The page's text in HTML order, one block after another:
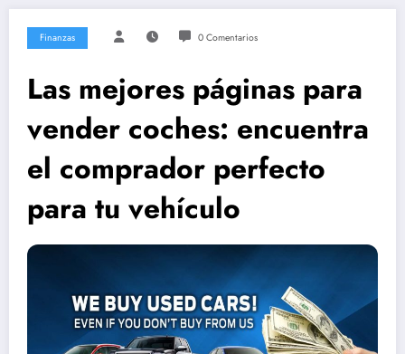
Finanzas 0 Comentarios
Las mejores páginas para
vender coches: encuentra
el comprador perfecto
para tu vehículo